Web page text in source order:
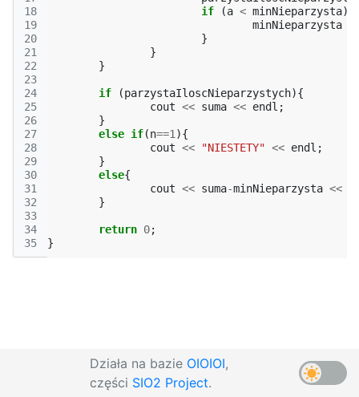
18
19
20
21
22
23
24
25
26
27
28
29
30
31
32
33
34
35
if
(a < minNieparzysta){
minNieparzysta
}
}
}
if (parzystaIloscNieparzystych){
cout << suma << endl ;
}
else if(n==1 ){
cout << "NIESTETY" << endl ;
}
else{
cout << suma-minNieparzysta <<
}
return 0;
}
Działa na bazie OIOIOI,
części SIO2 Project.